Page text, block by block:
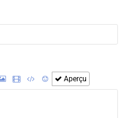
Aperçu